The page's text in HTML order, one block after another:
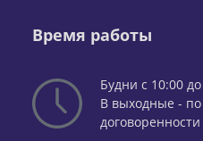
Время работы
Будни с 10:00
В выходные - по
договоренности